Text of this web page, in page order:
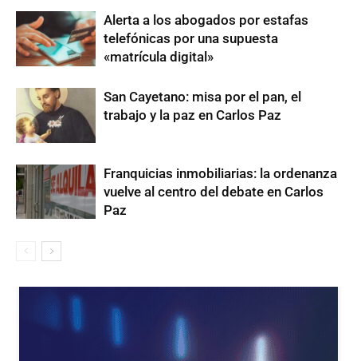
Alerta a los abogados por estafas
telefónicas por una supuesta
«matrícula digital»
San Cayetano: misa por el pan, el
trabajo y la paz en Carlos Paz
Franquicias inmobiliarias: la ordenanza
vuelve al centro del debate en Carlos
Paz